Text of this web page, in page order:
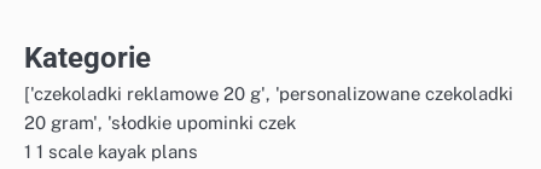
Kategorie
['czekoladki reklamowe 20 g', 'personalizowane czekoladki
20 gram', 'słodkie upominki czek
1 1 scale kayak plans